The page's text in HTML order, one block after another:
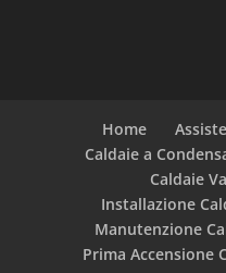
Home
Caldaie a
Caldaie
Installazione
Manutenzione
Prima Accensione